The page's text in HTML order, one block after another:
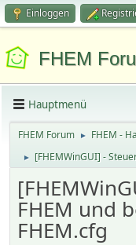
Einloggen
FHEM
Hauptmenü
FHEM Forum ► FHEM -
► [FHEMWinGUI] -
FHEM und
FHEM.cfg